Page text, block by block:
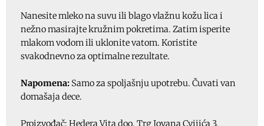
Nanesite mleko na suvu ili blago vlažnu kožu lica i
nežno masirajte kružnim pokretima. Zatim isperite
mlakom vodom ili uklonite vatom. Koristite
svakodnevno za optimalne rezultate.
Napomena: Samo za spoljašnju upotrebu. Čuvati van
domašaja dece.
Proizvođač: Hedera Vita doo, Trg Jovana Cvijića 3,